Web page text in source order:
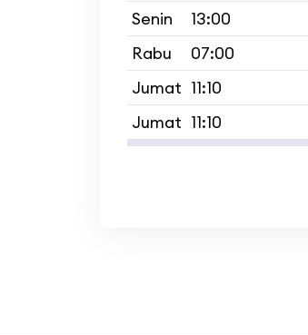
Senin
13:00
Rabu
07:00
Jumat 11:10
Jumat 11:10